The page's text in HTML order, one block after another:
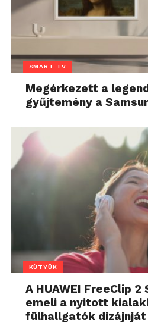
SMART-TV
Megérkezett a
gyűjtemény a
KÜTYÜK
A HUAWEI FreeClip 2
emeli a nyitott
fülhallgatók dizájnját